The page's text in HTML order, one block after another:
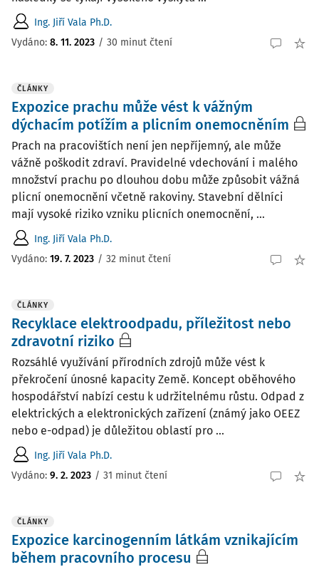
Ing. Jiří Vala Ph.D.
Vydáno: 8. 11. 2023 / 30 minut čtení
ČLÁNKY
Expozice prachu může vést k vážným
dýchacím potížím a plicním onemocněním
Prach na pracovištích není jen nepříjemný, ale může
vážně poškodit zdraví. Pravidelné vdechování i malého
množství prachu po dlouhou dobu může způsobit vážná
plicní onemocnění včetně rakoviny. Stavební dělníci
mají vysoké riziko vzniku plicních onemocnění, ...
Ing. Jiří Vala Ph.D.
Vydáno: 19. 7. 2023 / 32 minut čtení
ČLÁNKY
Recyklace elektroodpadu, příležitost nebo
zdravotní riziko
Rozsáhlé využívání přírodních zdrojů může vést k
překročení únosné kapacity Země. Koncept oběhového
hospodářství nabízí cestu k udržitelnému růstu. Odpad z
elektrických a elektronických zařízení (známý jako OEEZ
nebo e-odpad) je důležitou oblastí pro ...
Ing. Jiří Vala Ph.D.
Vydáno: 9. 2. 2023 / 31 minut čtení
ČLÁNKY
Expozice karcinogenním látkám vznikajícím
během pracovního procesu